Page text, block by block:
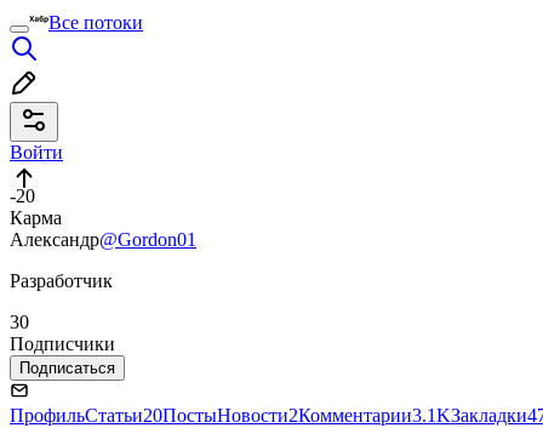
Все потоки
Войти
-20
Карма
Александр@Gordon01
Разработчик
30
Подписчики
Подписаться
ПрофильСтатьи20ПостыНовости2Комментарии3.1KЗакладки